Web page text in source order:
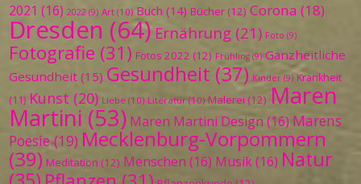
2021 (16) 2022 (9) Art (10) Buch (14) Bücher (12) Corona (18)
Dresden (64) Ernährung (21) Foto (9)
Fotografie (31) Fotos 2022 (12) Frühling (9) Ganzheitliche
Gesundheit (15) Gesundheit (37) Kinder (9) Krankheit
(11) Kunst (20) Liebe (10) Literatur (10) Malerei (12) Maren
Martini (53) Maren Martini Design (16) Marens
Poesie(19) Mecklenburg-Vorpommern
(39) Meditation (12) Menschen (16) Musik(16) Natur